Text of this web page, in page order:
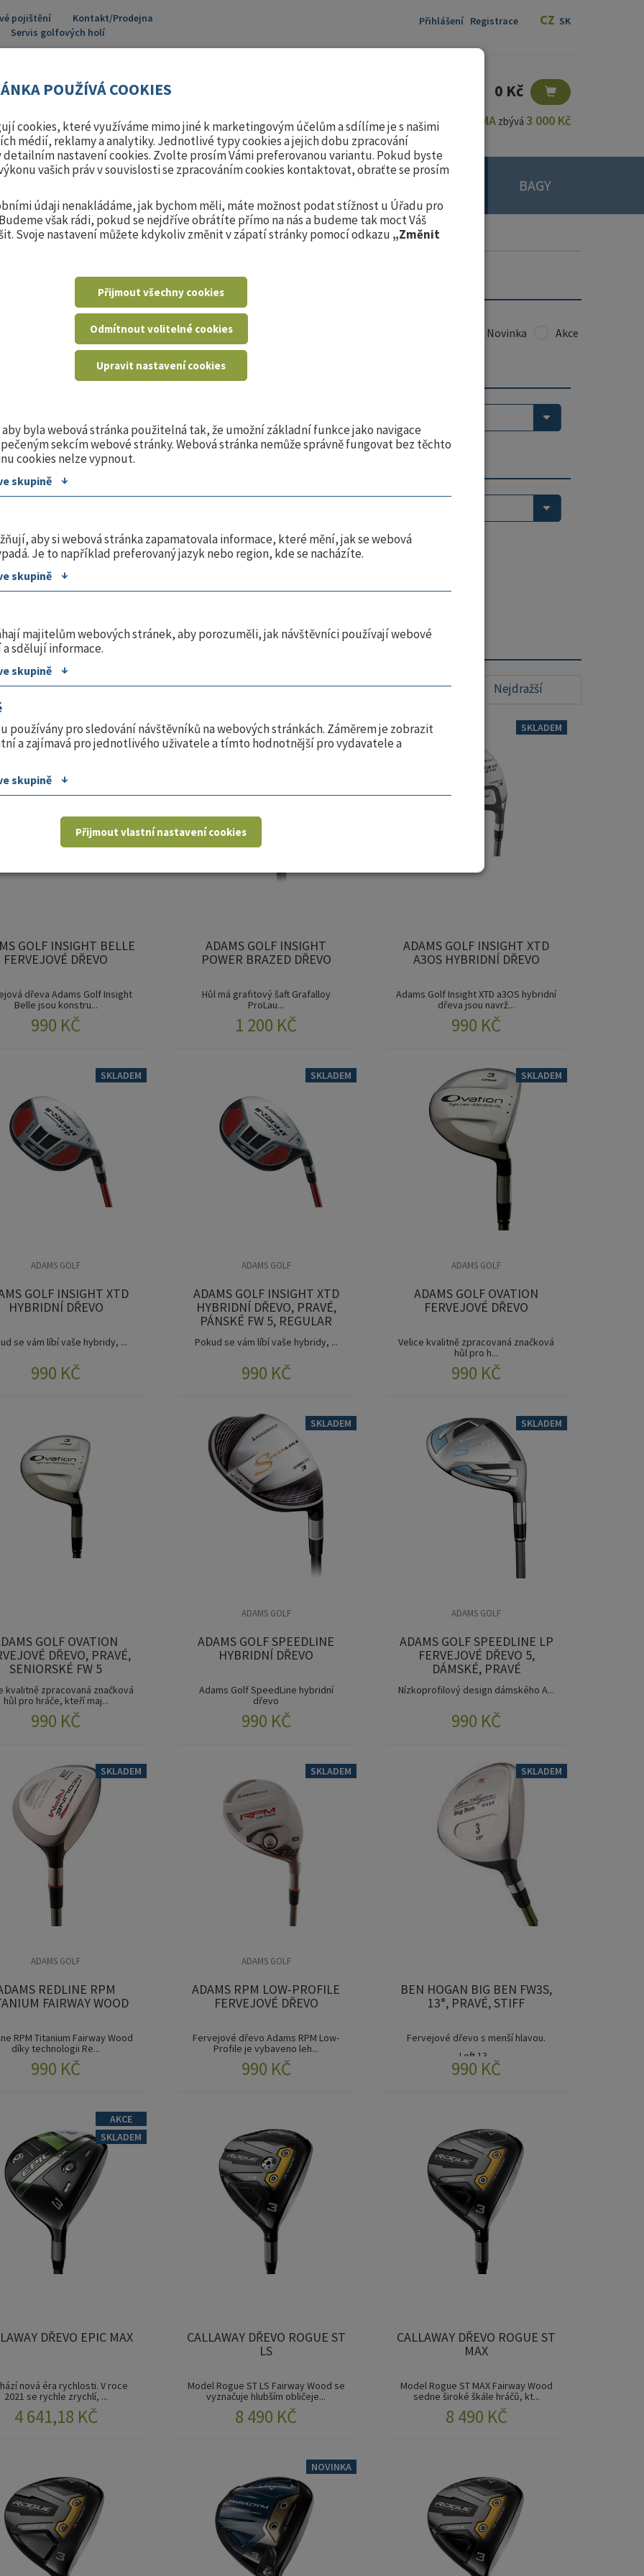
POUŽÍVÁ COOKIES
cookies, které využíváme mimo jiné k marketingovým účelům a sdílíme je s našimi
médií, reklamy a analytiky. Jednotlivé typy cookies a jejich dobu zpracování
detailním nastavení cookies. Zvolte prosím Vámi preferovanou variantu. Pokud byste
vašich práv v souvislosti se zpracováním cookies kontaktovat, obraťte se prosím
údaji nenakládáme, jak bychom měli, máte možnost podat stížnost u Úřadu pro
však rádi, pokud se nejdříve obrátíte přímo na nás a budeme tak moct Váš
Svoje nastavení můžete kdykoliv změnit v zápatí stránky pomocí odkazu „Změnit
Přijmout všechny cookies
Odmítnout volitelné cookies
Upravit nastavení cookies
byla webová stránka použitelná tak, že umožní základní funkce jako navigace
sekcím webové stránky. Webová stránka nemůže správně fungovat bez těchto
cookies nelze vypnout.
skupině ↓
aby si webová stránka zapamatovala informace, které mění, jak se webová
Je to například preferovaný jazyk nebo region, kde se nacházíte.
skupině ↓
majitelům webových stránek, aby porozuměli, jak návštěvníci používají webové
sdělují informace.
skupině ↓
používány pro sledování návštěvníků na webových stránkách. Záměrem je zobrazit
a zajímavá pro jednotlivého uživatele a tímto hodnotnější pro vydavatele a
skupině ↓
Přijmout vlastní nastavení cookies
pojištění
Kontakt/Prodejna
Servis golfových holí
Přihlášení Registrace CZ SK
0 Kč
Pro dopravu ZDARMA zbývá 3 000 Kč
TRÉNINKOVÉ
GOLFOVÉ
GOLFOVÉ
BAGY
Novinka Akce
- Hrací strana
řazeny dle:
A-Z Z-A Nejlevnější Nejdražší
SKLADEM
GOLF INSIGHT BELLE
FERVEJOVÉ DŘEVO
dřeva Adams Golf Insight
Belle jsou konstru...
990 KČ
SKLADEM
ADAMS GOLF INSIGHT
POWER BRAZED DŘEVO
Hůl má grafitový šaft Grafalloy
ProLau...
1 200 KČ
SKLADEM
ADAMS GOLF INSIGHT XTD
A3OS HYBRIDNÍ DŘEVO
Adams Golf Insight XTD a3OS hybridní
dřeva jsou navrž...
990 KČ
SKLADEM
ADAMS GOLF
GOLF INSIGHT XTD
HYBRIDNÍ DŘEVO
se vám líbí vaše hybridy, ...
990 KČ
SKLADEM
ADAMS GOLF
ADAMS GOLF INSIGHT XTD
HYBRIDNÍ DŘEVO, PRAVÉ,
PÁNSKÉ FW 5, REGULAR
Pokud se vám líbí vaše hybridy, ...
990 KČ
SKLADEM
ADAMS GOLF
ADAMS GOLF OVATION
FERVEJOVÉ DŘEVO
Velice kvalitně zpracovaná značková
hůl pro h...
990 KČ
GOLF OVATION
DŘEVO, PRAVÉ,
SENIORSKÉ FW 5
kvalitně zpracovaná značková
hůl pro hráče, kteří maj...
990 KČ
SKLADEM
ADAMS GOLF
ADAMS GOLF SPEEDLINE
HYBRIDNÍ DŘEVO
Adams Golf SpeedLine hybridní
dřevo
Speedline Hybrid-Fairw...
990 KČ
SKLADEM
ADAMS GOLF
ADAMS GOLF SPEEDLINE LP
FERVEJOVÉ DŘEVO 5,
DÁMSKÉ, PRAVÉ
Nízkoprofilový design dámského A...
990 KČ
SKLADEM
ADAMS GOLF
REDLINE RPM
FAIRWAY WOOD
RPM Titanium Fairway Wood
díky technologii Re...
990 KČ
SKLADEM
ADAMS GOLF
ADAMS RPM LOW-PROFILE
FERVEJOVÉ DŘEVO
Fervejové dřevo Adams RPM Low-
Profile je vybaveno leh...
990 KČ
SKLADEM
BEN HOGAN BIG BEN FW3S,
13°, PRAVÉ, STIFF
Fervejové dřevo s menší hlavou.
Loft 13...
990 KČ
AKCE
SKLADEM
DŘEVO EPIC MAX
nová éra rychlosti. V roce
2021 se rychle zrychlí, ...
4 641,18 KČ
CALLAWAY DŘEVO ROGUE ST
LS
Model Rogue ST LS Fairway Wood se
vyznačuje hlubším obličeje...
8 490 KČ
CALLAWAY DŘEVO ROGUE ST
MAX
Model Rogue ST MAX Fairway Wood
sedne široké škále hráčů, kt...
8 490 KČ
NOVINKA